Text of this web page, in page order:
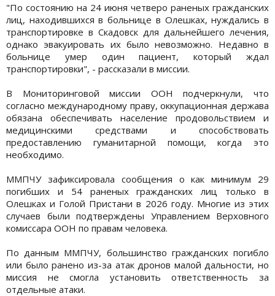
"По состоянию на 24 июня четверо раненых гражданских
лиц, находившихся в больнице в Олешках, нуждались в
транспортировке в Скадовск для дальнейшего лечения,
однако эвакуировать их было невозможно. Недавно в
больнице умер один пациент, который ждал
транспортировки", - рассказали в миссии.
В Мониторинговой миссии ООН подчеркнули, что
согласно международному праву, оккупационная держава
обязана обеспечивать население продовольствием и
медицинскими средствами и способствовать
предоставлению гуманитарной помощи, когда это
необходимо.
ММПЧУ зафиксировала сообщения о как минимум 29
погибших и 54 раненых гражданских лиц только в
Олешках и Голой Пристани в 2026 году. Многие из этих
случаев были подтверждены Управлением Верховного
комиссара ООН по правам человека.
По данным ММПЧУ, большинство гражданских погибло
или было ранено из-за атак дронов малой дальности, но
миссия не смогла установить ответственность за
отдельные атаки.